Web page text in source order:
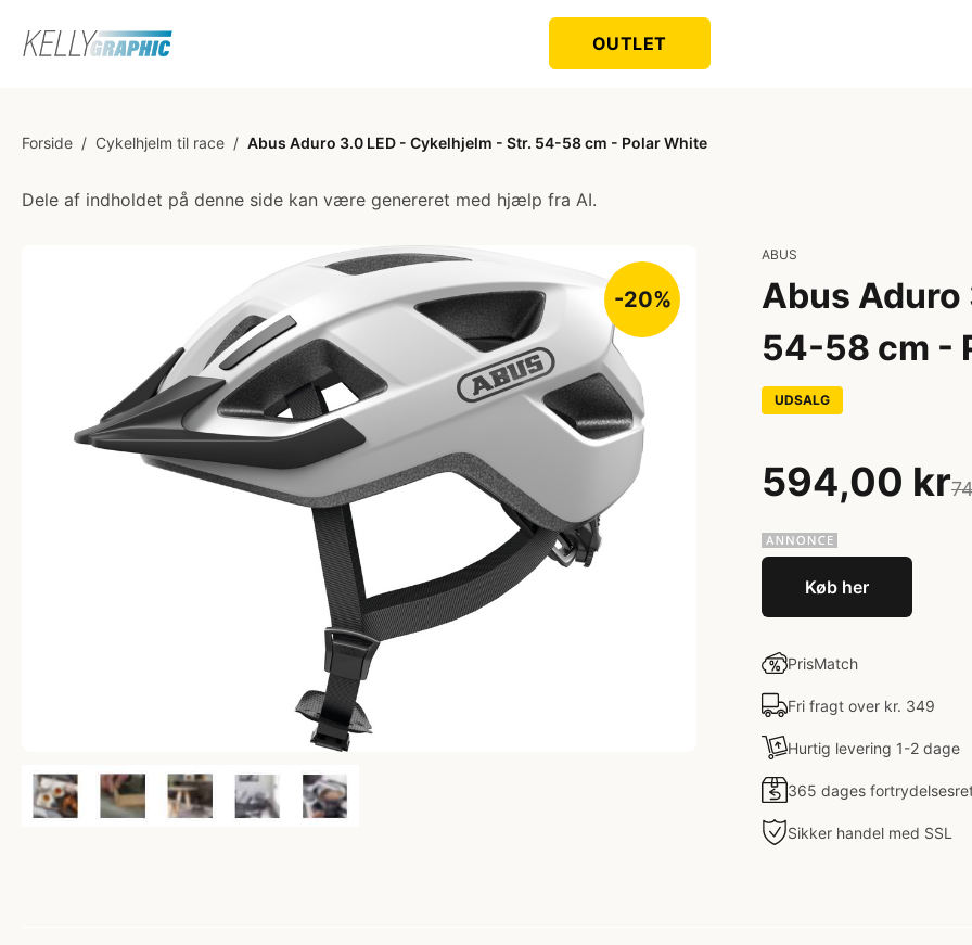
OUTLET
Forside / Cykelhjelm til race / Abus Aduro 3.0 LED - Cykelhjelm - Str. 54-58 cm - Polar White
Dele af indholdet på denne side kan være genereret med hjælp fra AI.
-20%
ABUS
Abus Aduro
54-58 cm -
UDSALG
594,00 kr
Køb her
PrisMatch
Fri fragt over kr. 349
Hurtig levering 1-2 dage
365 dages
Sikker handel med SSL